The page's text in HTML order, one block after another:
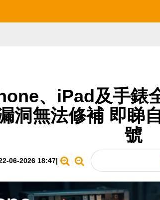
、iPad及手錶
洞無法修補 即睇
號
06-2026 18:47|